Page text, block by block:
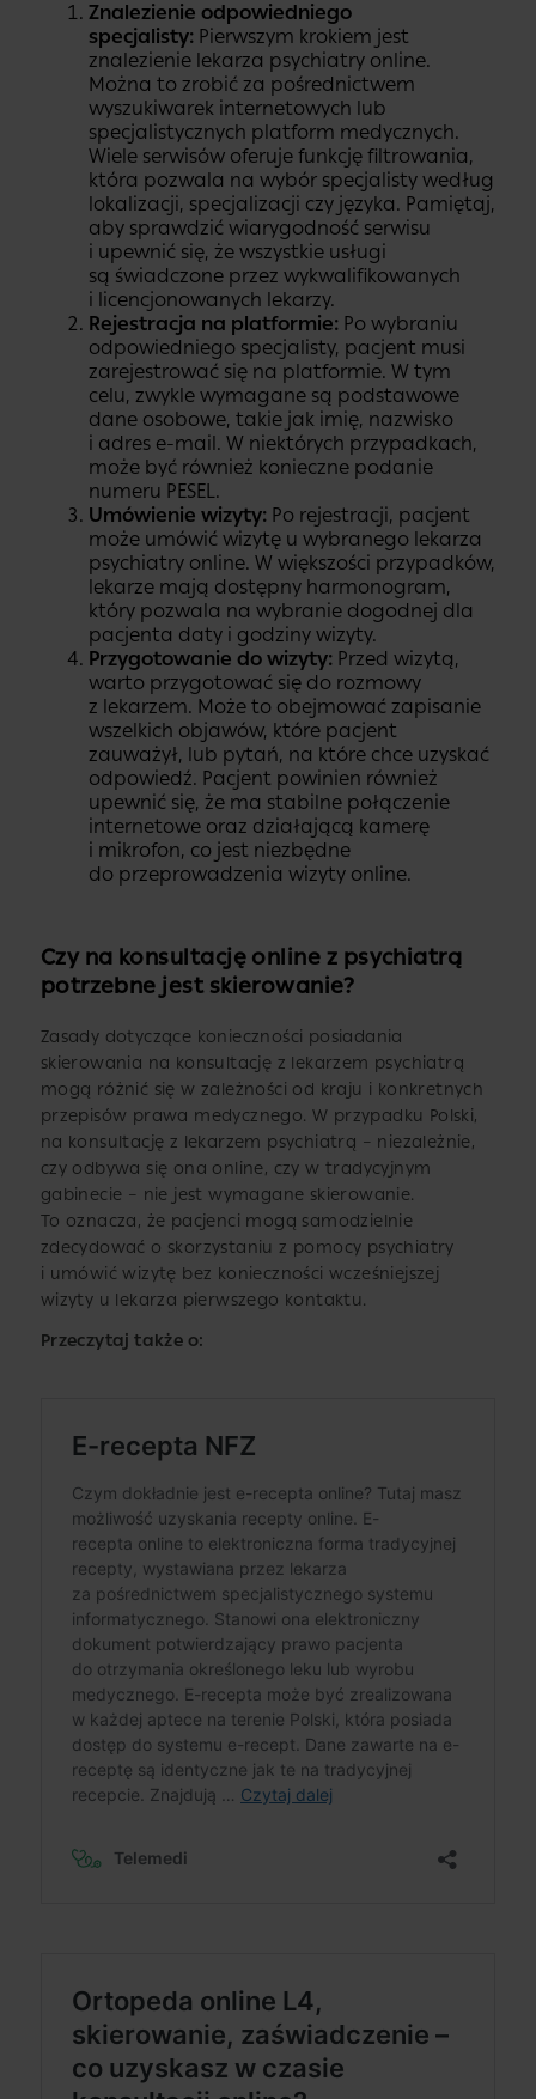
Znalezienie odpowiedniego
specjalisty:Pierwszym krokiem jest
znalezienie lekarza psychiatry online.
Można to zrobić za pośrednictwem
wyszukiwarek internetowych lub
specjalistycznych platform medycznych.
Wiele serwisów oferuje funkcję filtrowania,
która pozwala na wybór specjalisty według
lokalizacji, specjalizacji czy języka. Pamiętaj,
aby sprawdzić wiarygodność serwisu
i upewnić się, że wszystkie usługi
są świadczone przez wykwalifikowanych
i licencjonowanych lekarzy.
Rejestracja na platformie:Po wybraniu
odpowiedniego specjalisty, pacjent musi
zarejestrować się na platformie. W tym
celu, zwykle wymagane są podstawowe
dane osobowe, takie jak imię, nazwisko
i adres e-mail. W niektórych przypadkach,
może być również konieczne podanie
numeru PESEL.
Umówienie wizyty:Po rejestracji, pacjent
może umówić wizytę u wybranego lekarza
psychiatry online. W większości przypadków,
lekarze mają dostępny harmonogram,
który pozwala na wybranie dogodnej dla
pacjenta daty i godziny wizyty.
Przygotowanie do wizyty:Przed wizytą,
warto przygotować się do rozmowy
z lekarzem. Może to obejmować zapisanie
wszelkich objawów, które pacjent
zauważył, lub pytań, na które chce uzyskać
odpowiedź. Pacjent powinien również
upewnić się, że ma stabilne połączenie
internetowe oraz działającą kamerę
i mikrofon, co jest niezbędne
do przeprowadzenia wizyty online.
Czy na konsultację online z psychiatrą
potrzebne jest skierowanie?
Zasady dotyczące konieczności posiadania
skierowania na konsultację z lekarzem psychiatrą
mogą różnić się w zależności od kraju i konkretnych
przepisów prawa medycznego. W przypadku Polski,
na konsultację z lekarzem psychiatrą – niezależnie,
czy odbywa się ona online, czy w tradycyjnym
gabinecie – nie jest wymagane skierowanie.
To oznacza, że pacjenci mogą samodzielnie
zdecydować o skorzystaniu z pomocy psychiatry
i umówić wizytę bez konieczności wcześniejszej
wizyty u lekarza pierwszego kontaktu.
Przeczytaj także o: